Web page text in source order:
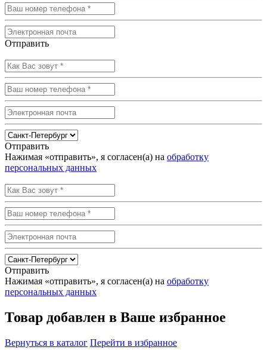
Отправить
Отправить
Нажимая «отправить», я согласен(а) на обработку
персональных данных
Отправить
Нажимая «отправить», я согласен(а) на обработку
персональных данных
Товар добавлен в Ваше избранное
Вернуться в каталог Перейти в избранное